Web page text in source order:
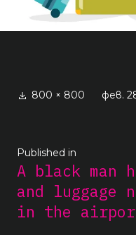
Full800 × 800 фев.
Published in
A black man
and luggage
in the